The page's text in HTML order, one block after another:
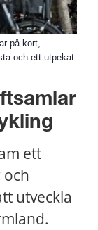
på kort,
och ett utpekat
ett
utveckla